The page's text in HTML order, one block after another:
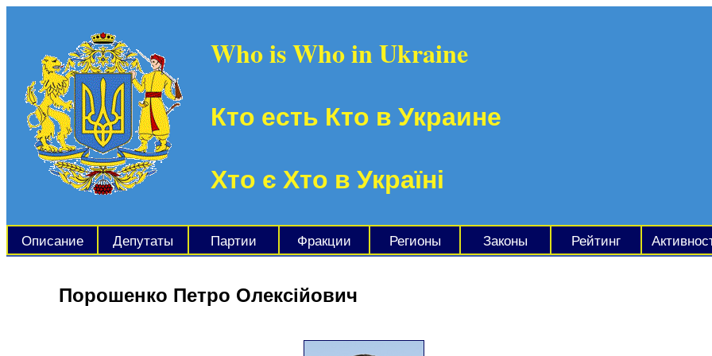
Who is Who in Ukraine
Кто есть Кто в Украине
Хто є Хто в Україні
Описание Депутаты Партии Фракции Регионы Законы Рейтинг
Порошенко Петро Олексійович